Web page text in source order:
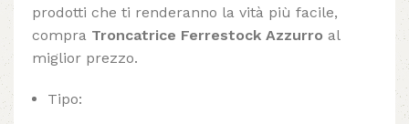
prodotti che ti renderanno la vità più facile,
compra Troncatrice Ferrestock Azzurro al
miglior prezzo.
Tipo: